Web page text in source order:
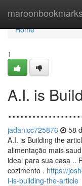
maroonbookmarks
Home
Home
1
A.I. is
jadanicc725876 58
A.I. is Building the
alimentação mais
ideal para sua casa ..
cozimento . https://
i-is-building-the-article